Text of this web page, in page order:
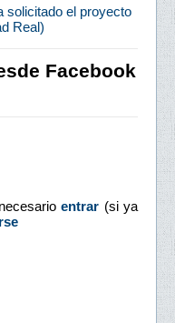
solicitado el proyecto
Real)
Facebook
entrar (si ya